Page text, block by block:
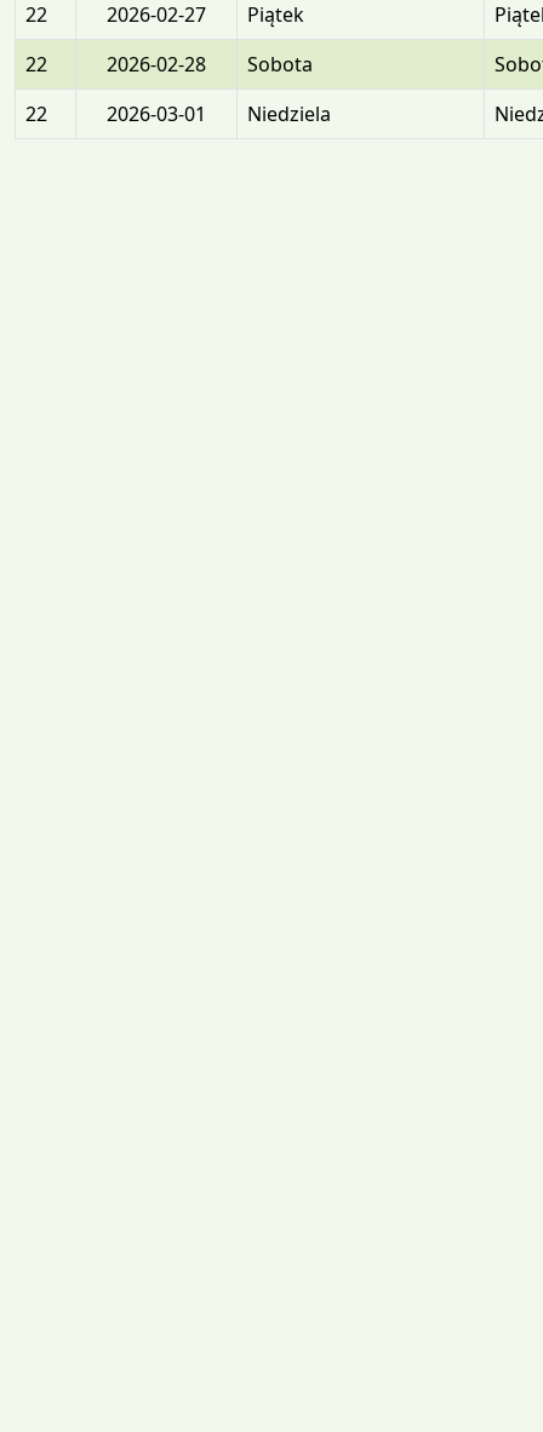
22
2026-02-27 Piątek
22
2026-02-28 Sobota
22
2026-03-01 Niedziela